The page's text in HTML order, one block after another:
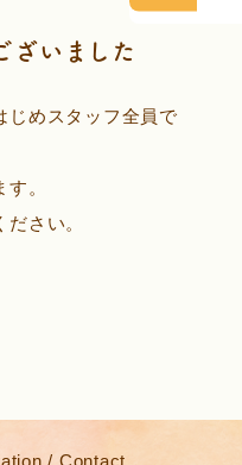
ざいました
じめスタッフ全員で
。
さい。
/ Contact